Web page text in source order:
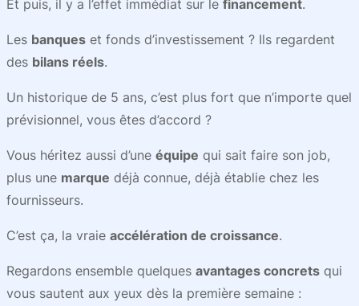
Et puis, il y a l’effet immédiat sur le financement.
Les banques et fonds d’investissement ? Ils regardent
des bilans réels.
Un historique de 5 ans, c’est plus fort que n’importe quel
prévisionnel, vous êtes d’accord ?
Vous héritez aussi d’une équipe qui sait faire son job,
plus une marque déjà connue, déjà établie chez les
fournisseurs.
C’est ça, la vraie accélération de croissance.
Regardons ensemble quelques avantages concrets qui
vous sautent aux yeux dès la première semaine :